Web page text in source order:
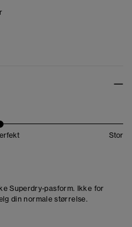
Stor
Superdry-pasform. Ikke for
din normale størrelse.